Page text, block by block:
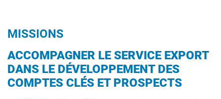
MISSIONS
ACCOMPAGNER LE SERVICE EXPORT
DANS LE DÉVELOPPEMENT DES
COMPTES CLÉS ET PROSPECTS